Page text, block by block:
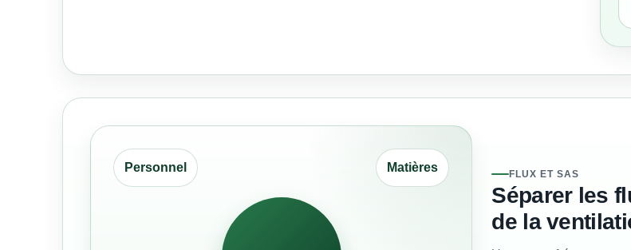
Personnel Matières FLUX ET SAS
Séparer les
de la